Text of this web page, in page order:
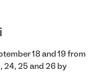
18 and 19 from
24, 25 and 26 by